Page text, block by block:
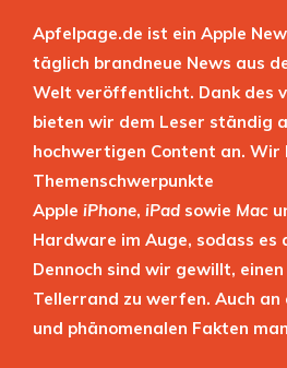
Apfelpage.de ist ein Apple
täglich brandneue News aus
Welt veröffentlicht. Dank des
bieten wir dem Leser ständig
hochwertigen Content an.
Themenschwerpunkte
Apple iPhone, iPad sowie Mac
Hardware im Auge, sodass es
Dennoch sind wir gewillt,
Tellerrand zu werfen. Auch an
und phänomenalen Fakten